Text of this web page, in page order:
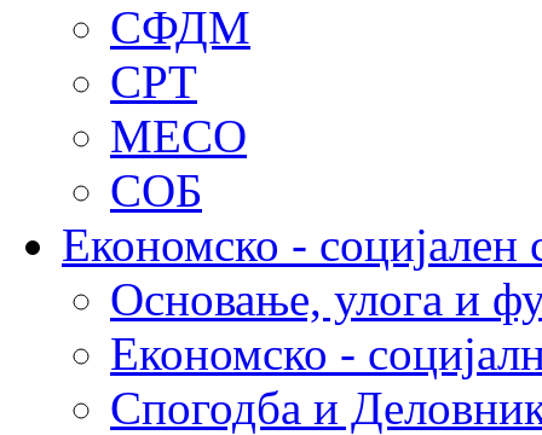
СФДМ
СРТ
МЕСО
СОБ
Економско - социјален
Основање, улога и
Економско -
Спогодба и